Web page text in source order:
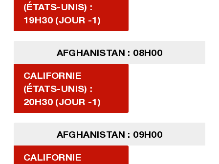
(ÉTATS-UNIS) :
19H30 (JOUR -1)
AFGHANISTAN : 08H00
CALIFORNIE
(ÉTATS-UNIS) :
20H30 (JOUR -1)
AFGHANISTAN : 09H00
CALIFORNIE